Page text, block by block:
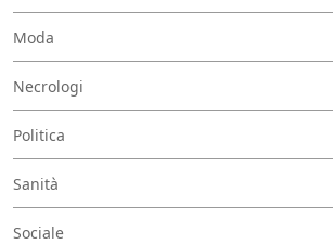
Moda
Necrologi
Politica
Sanità
Sociale